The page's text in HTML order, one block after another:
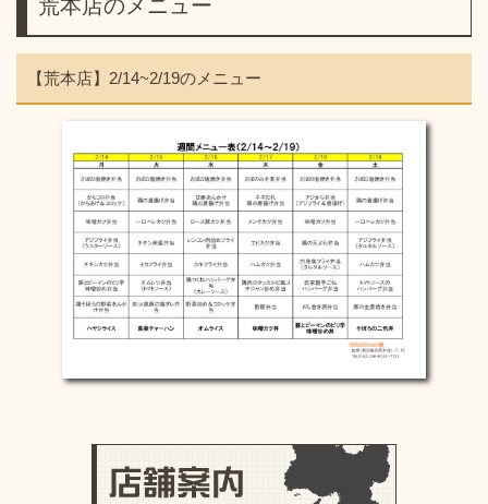
荒本店のメニュー
【荒本店】2/14~2/19のメニュー